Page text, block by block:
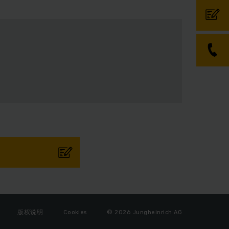
版权说明 Cookies © 2026 Jungheinrich AG